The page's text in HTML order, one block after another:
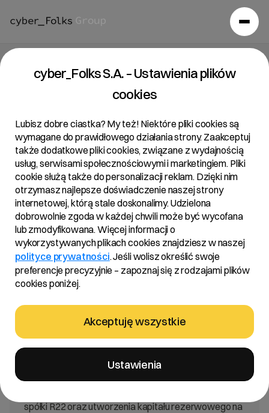
Raport bieżący 11/2019
Temat:
Realizacja skupu akcji własnych R22 oraz ustalenie
jednostkowej ceny nabycia oraz maksymalnej liczby
nabywanych akcji
Treść:
Zarząd R22 spółka akcyjna („Emitent”, „Spółka”)
informuje, że w wykonaniu Uchwały nr 5
Nadzwyczajnego Walnego Zgromadzenia spółki R22
spółka akcyjna z dnia 12 czerwca 2019 r. w sprawie
wyrażenia przez Walne Zgromadzenie R22 zgody na
własnych R22 i określenia zasad nabywania akcji
własnych („Uchwała NWZ R22”), Zwyczajne Walne
spółki R22 oraz utworzenia kapitału rezerwowego na
cyber_Folks S.A. – Ustawienia plików
cookies
Lubisz dobre ciastka? My też! Niektóre pliki cookies są
wymagane do prawidłowego działania strony. Zaakceptuj
także dodatkowe pliki cookies, związane z wydajnością
usług, serwisami społecznościowymi i marketingiem. Pliki
cookie służą także do personalizacji reklam. Dzięki nim
otrzymasz najlepsze doświadczenie naszej strony
internetowej, którą stale doskonalimy. Udzielona
dobrowolnie zgoda w każdej chwili może być wycofana
lub zmodyfikowana. Więcej informacji o
wykorzystywanych plikach cookies znajdziesz w naszej
polityce prywatności. Jeśli wolisz określić swoje
preferencje precyzyjnie – zapoznaj się z rodzajami plików
cookies poniżej.
Akceptuję wszystkie
Ustawienia